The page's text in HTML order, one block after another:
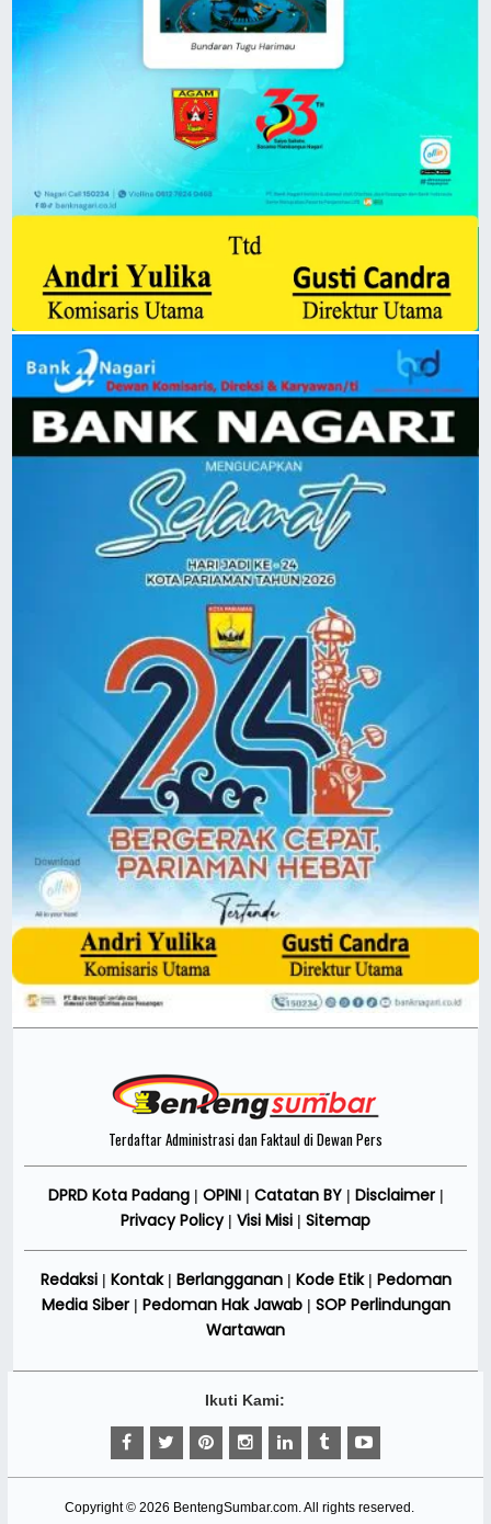
Terdaftar Administrasi dan Faktaul di Dewan Pers
DPRD Kota Padang| OPINI Catatan BY| Disclaimer|
Privacy Policy| Visi Misi Sitemap
Redaksi| Kontak| Berlangganan| Kode Etik| Pedoman
Media Siber| Pedoman Hak Jawab| SOP Perlindungan
Wartawan
Ikuti Kami:
Copyright ©2026 BentengSumbar.com. All rights reserved.